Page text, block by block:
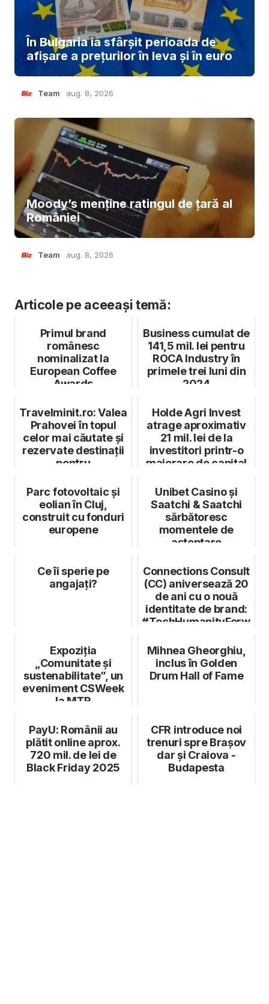
În Bulgaria ia sfârşit perioada de
afișare a prețurilor în ​​leva și în euro
Team aug. 8, 2026
Moody’s menține ratingul de țară al
României
Team aug. 8, 2026
Articole pe aceeași temă:
Primul brand
românesc
nominalizat la
European Coffee
Awards
Business cumulat de
141,5 mil. lei pentru
ROCA Industry în
primele trei luni din
2024
Travelminit.ro: Valea
Prahovei în topul
celor mai căutate și
rezervate destinații
pentru
Holde Agri Invest
atrage aproximativ
21 mil. lei de la
investitori printr-o
majorare de capital
Parc fotovoltaic și
eolian în Cluj,
construit cu fonduri
europene
Unibet Casino și
Saatchi & Saatchi
sărbătoresc
momentele de
așteptare
Ce îi sperie pe
angajați?
Connections Consult
(CC) aniversează 20
de ani cu o nouă
identitate de brand:
#TechHumanityForward
Expoziția
„Comunitate și
sustenabilitate”, un
eveniment CSWeek
la MȚR
Mihnea Gheorghiu,
inclus în Golden
Drum Hall of Fame
PayU: Românii au
plătit online aprox.
720 mil. de lei de
Black Friday 2025
CFR introduce noi
trenuri spre Brașov
dar și Craiova -
Budapesta